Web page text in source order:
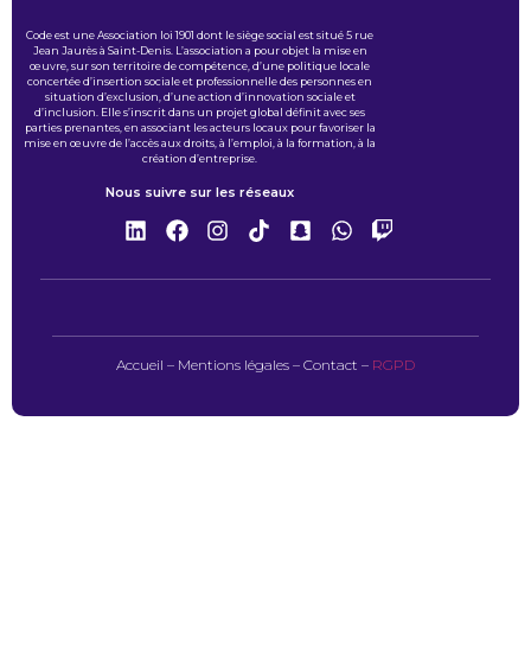
Code est une Association loi 1901 dont le siège social est situé 5 rue
Jean Jaurès à Saint-Denis. L’association a pour objet la mise en
œuvre, sur son territoire de compétence, d’une politique locale
concertée d’insertion sociale et professionnelle des personnes en
situation d’exclusion, d’une action d’innovation sociale et
d’inclusion. Elle s’inscrit dans un projet global définit avec ses
parties prenantes, en associant les acteurs locaux pour favoriser la
mise en œuvre de l’accès aux droits, à l’emploi, à la formation, à la
création d’entreprise.
Nous suivre sur les réseaux
Accueil – Mentions légales – Contact – RGPD